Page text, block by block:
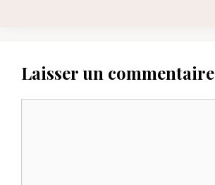
Laisser un commentaire